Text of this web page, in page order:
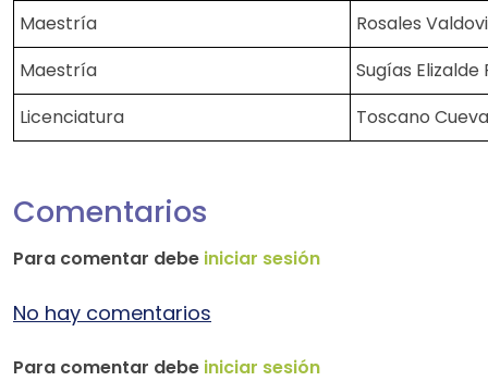
Maestría
Rosales
Maestría
Sugías Elizalde
Licenciatura
Toscano
Comentarios
Para comentar debe iniciar sesión
No hay comentarios
Para comentar debe iniciar sesión